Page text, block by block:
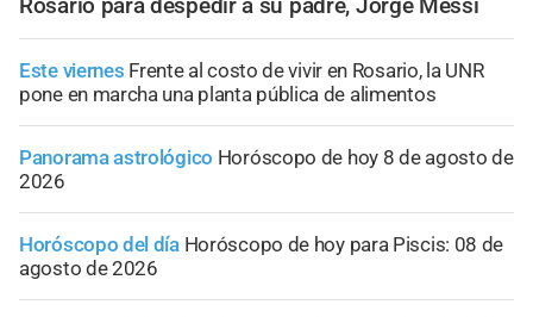
Este viernes Frente al costo de vivir en Rosario, la UNR
pone en marcha una planta pública de alimentos
Panorama astrológico Horóscopo de hoy 8 de agosto de
2026
Horóscopo del día Horóscopo de hoy para Piscis: 08 de
agosto de 2026